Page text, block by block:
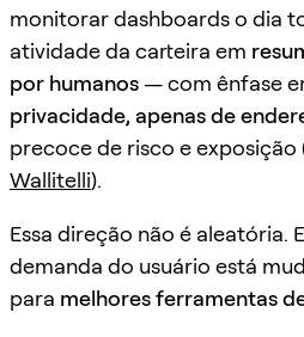
monitorar dashboards o dia
atividade da carteira em
por humanos— com ênfase
privacidade, apenas de
precoce de risco e exposição
Wallitelli).
Essa direção não é aleatória.
demanda do usuário está
para melhores ferramentas